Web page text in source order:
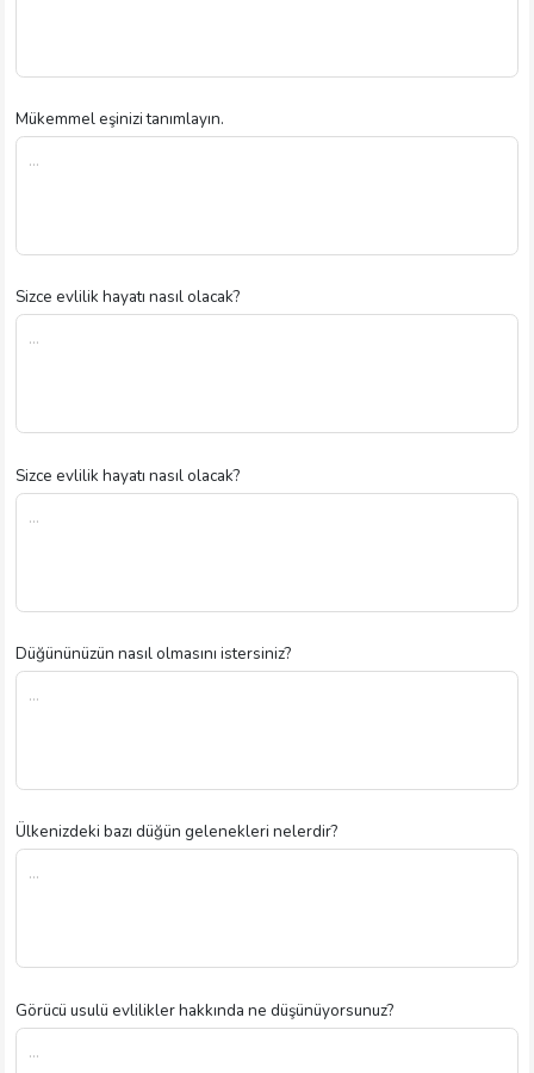
Mükemmel eşinizi tanımlayın.
Sizce evlilik hayatı nasıl olacak?
Sizce evlilik hayatı nasıl olacak?
Düğününüzün nasıl olmasını istersiniz?
Ülkenizdeki bazı düğün gelenekleri nelerdir?
Görücü usulü evlilikler hakkında ne düşünüyorsunuz?